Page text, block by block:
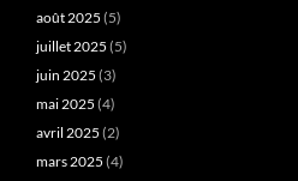
août 2025 (5)
juillet 2025 (5)
juin 2025 (3)
mai 2025 (4)
avril 2025 (2)
mars 2025 (4)